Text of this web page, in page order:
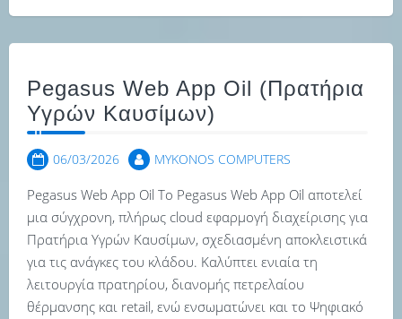
Pegasus Web App Oil (Πρατήρια
Υγρών Καυσίμων)
06/03/2026 MYKONOS COMPUTERS
Pegasus Web App Oil Το Pegasus Web App Oil αποτελεί
μια σύγχρονη, πλήρως cloud εφαρμογή διαχείρισης για
Πρατήρια Υγρών Καυσίμων, σχεδιασμένη αποκλειστικά
για τις ανάγκες του κλάδου. Καλύπτει ενιαία τη
λειτουργία πρατηρίου, διανομής πετρελαίου
θέρμανσης και retail, ενώ ενσωματώνει και το Ψηφιακό